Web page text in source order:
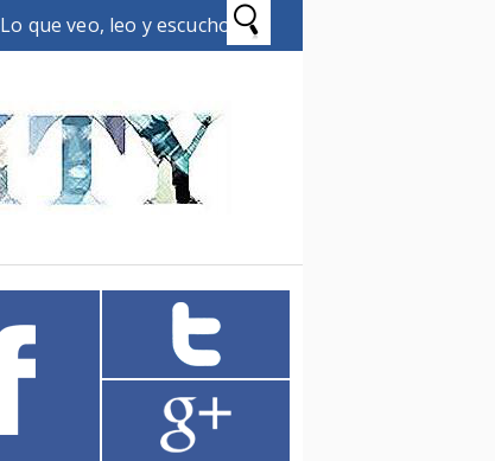
Lo que veo, leo y escucho